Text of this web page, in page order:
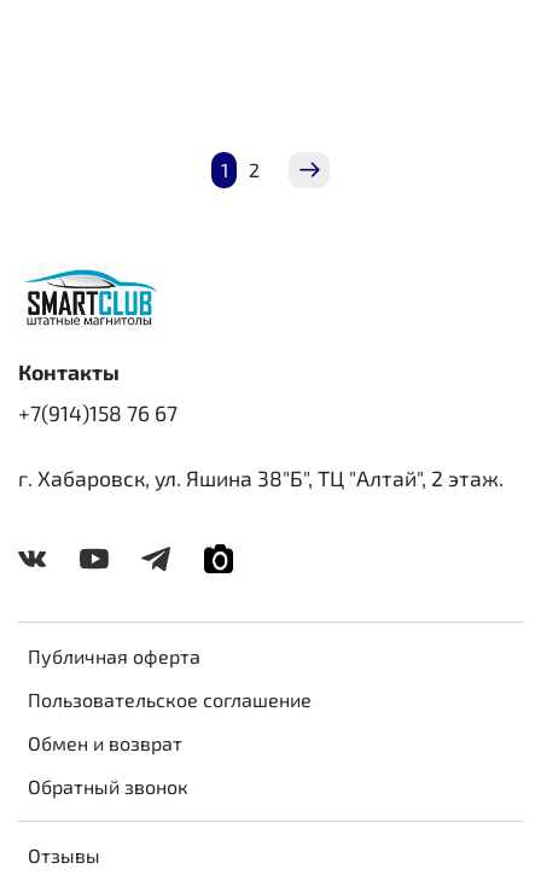
1 2
Публичная оферта
Пользовательское соглашение
Обмен и возврат
Обратный звонок
Отзывы
Контакты
+7(914)158 76 67
г. Хабаровск, ул. Яшина 38"Б", ТЦ "Алтай", 2 этаж.